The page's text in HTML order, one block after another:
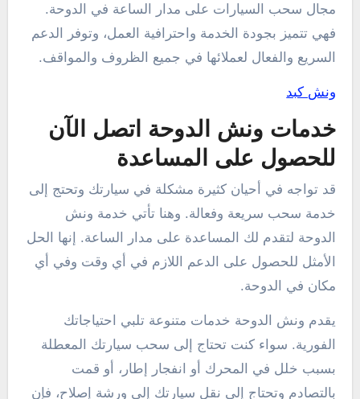
مجال سحب السيارات على مدار الساعة في الدوحة.
فهي تتميز بجودة الخدمة واحترافية العمل، وتوفر الدعم
السريع والفعال لعملائها في جميع الظروف والمواقف.
ونش كبد
خدمات ونش الدوحة اتصل الآن
للحصول على المساعدة
قد تواجه في أحيان كثيرة مشكلة في سيارتك وتحتج إلى
خدمة سحب سريعة وفعالة. وهنا تأتي خدمة ونش
الدوحة لتقدم لك المساعدة على مدار الساعة. إنها الحل
الأمثل للحصول على الدعم اللازم في أي وقت وفي أي
مكان في الدوحة.
يقدم ونش الدوحة خدمات متنوعة تلبي احتياجاتك
الفورية. سواء كنت تحتاج إلى سحب سيارتك المعطلة
بسبب خلل في المحرك أو انفجار إطار، أو قمت
بالتصادم وتحتاج إلى نقل سيارتك إلى ورشة إصلاح، فإن